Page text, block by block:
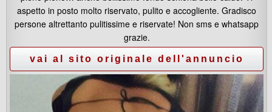
aspetto in posto molto riservato, pulito e accogliente. Gradisco
persone altrettanto pulitissime e riservate! Non sms e whatsapp
grazie.